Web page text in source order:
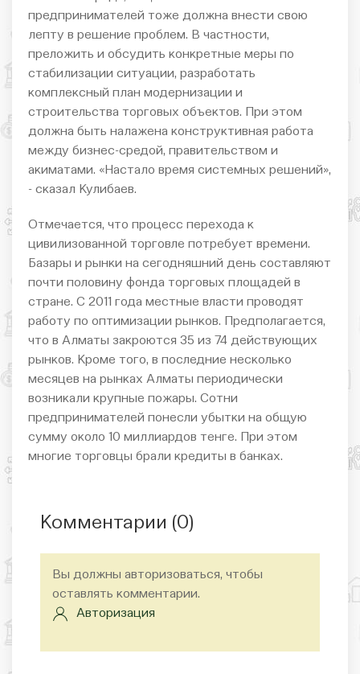
предпринимателей тоже должна внести свою
лепту в решение проблем. В частности,
преложить и обсудить конкретные меры по
стабилизации ситуации, разработать
комплексный план модернизации и
строительства торговых объектов. При этом
должна быть налажена конструктивная работа
между бизнес-средой, правительством и
акиматами. «Настало время системных решений»,
- сказал Кулибаев.
Отмечается, что процесс перехода к
цивилизованной торговле потребует времени.
Базары и рынки на сегодняшний день составляют
почти половину фонда торговых площадей в
стране. С 2011 года местные власти проводят
работу по оптимизации рынков. Предполагается,
что в Алматы закроются 35 из 74 действующих
рынков. Кроме того, в последние несколько
месяцев на рынках Алматы периодически
возникали крупные пожары. Сотни
предпринимателей понесли убытки на общую
сумму около 10 миллиардов тенге. При этом
многие торговцы брали кредиты в банках.
Комментарии (0)
Вы должны авторизоваться, чтобы
оставлять комментарии.
Авторизация